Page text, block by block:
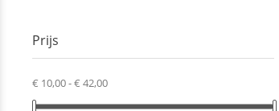
Prijs
€ 10,00 - € 42,00